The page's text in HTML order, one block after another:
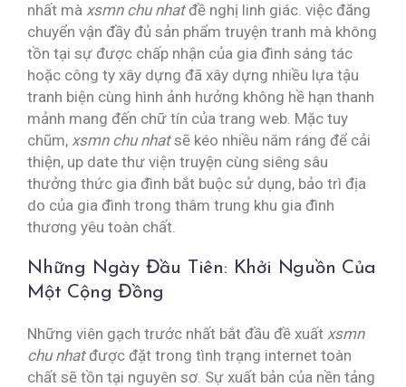
nhất mà xsmn chu nhatđề nghị linh giác. việc đăng
chuyển vận đầy đủ sản phẩm truyện tranh mà không
tồn tại sự được chấp nhận của gia đình sáng tác
hoặc công ty xây dựng đã xây dựng nhiều lựa tậu
tranh biện cùng hình ảnh hưởng không hề hạn thanh
mảnh mang đến chữ tín của trang web. Mặc tuy
chũm, xsmn chu nhatsẽ kéo nhiều năm ráng để cải
thiện, up date thư viện truyện cùng siêng sâu
thưởng thức gia đình bắt buộc sử dụng, bảo trì địa
do của gia đình trong thâm trung khu gia đình
thương yêu toàn chất.
Những Ngày Đầu Tiên: Khởi Nguồn Của
Một Cộng Đồng
Những viên gạch trước nhất bắt đầu đề xuất xsmn
chu nhatđược đặt trong tình trạng internet toàn
chất sẽ tồn tại nguyên sơ. Sự xuất bản của nền tảng